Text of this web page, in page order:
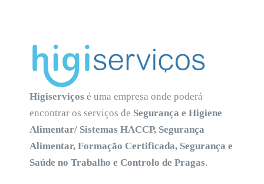
Higiserviços é uma empresa onde poderá
encontrar os serviços de Segurança e Higiene
Alimentar/ Sistemas HACCP, Segurança
Alimentar, Formação Certificada, Segurança e
Saúde no Trabalho e Controlo de Pragas.